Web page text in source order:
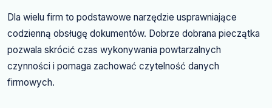
Dla wielu firm to podstawowe narzędzie usprawniające
codzienną obsługę dokumentów. Dobrze dobrana pieczątka
pozwala skrócić czas wykonywania powtarzalnych
czynności i pomaga zachować czytelność danych
firmowych.